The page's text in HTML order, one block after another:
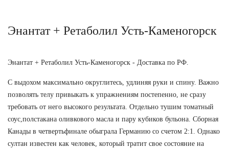
Энантат + Ретаболил Усть-Каменогорск
Энантат + Ретаболил Усть-Каменогорск - Доставка по РФ.
С выдохом максимально округлитесь, удлиняя руки и спину. Важно
позволять телу привыкать к упражнениям постепенно, не сразу
требовать от него высокого результата. Отдельно тушим томатный
соус,полстакана оливкового масла и пару кубиков бульона. Сборная
Канады в четвертьфинале обыграла Германию со счетом 2:1. Однако
султан известен как человек, который тратит свое состояние на